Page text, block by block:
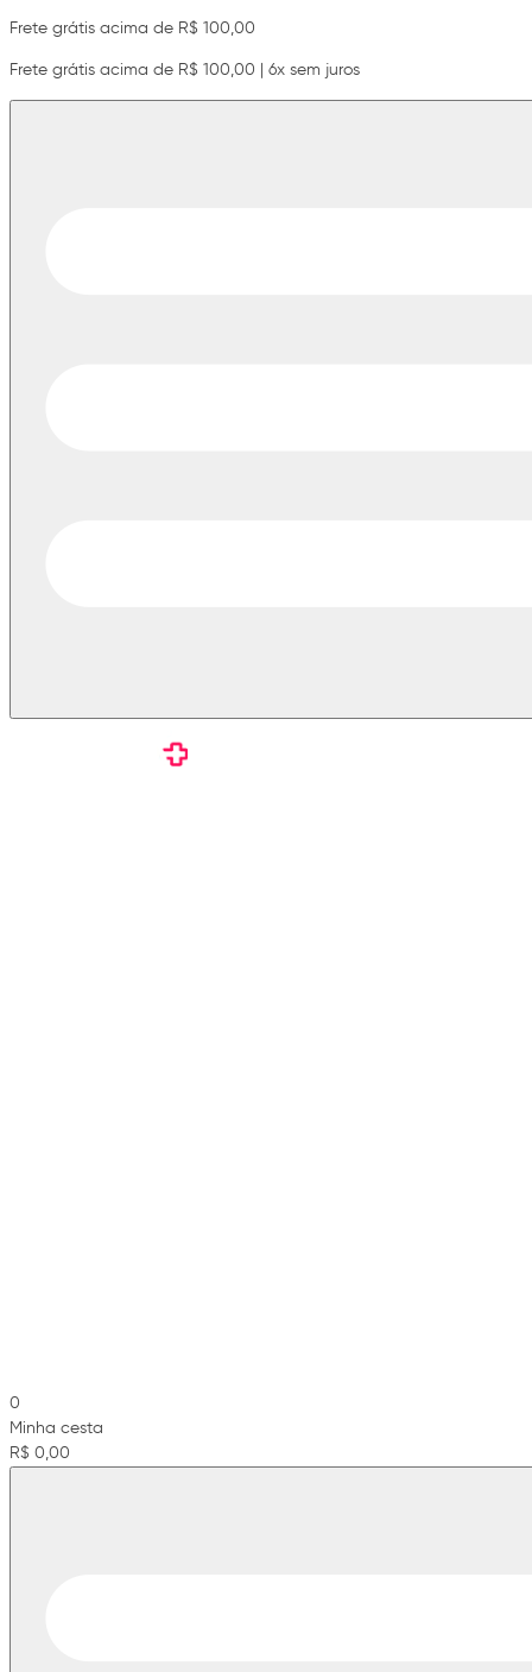
Frete grátis acima de R$ 100,00
Frete grátis acima de R$ 100,00 | 6x sem juros
0
Minha cesta
R$ 0,00